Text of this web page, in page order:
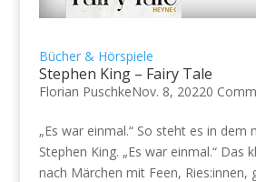
Bücher & Hörspiele
Stephen King – Fairy Tale
Florian PuschkeNov. 8, 20220
„Es war einmal.“ So steht es in dem
Stephen King. „Es war einmal.“ Das
nach Märchen mit Feen, Ries:innen,